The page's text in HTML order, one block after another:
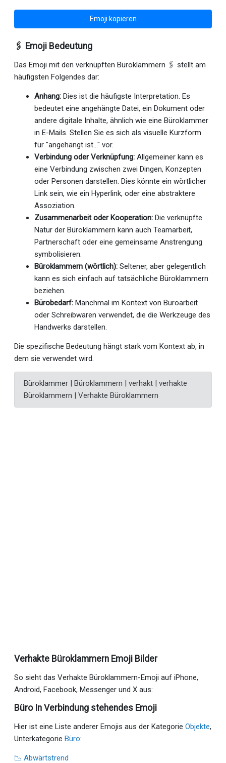
Emoji kopieren
🖇 Emoji Bedeutung
Das Emoji mit den verknüpften Büroklammern 🖇 stellt am
häufigsten Folgendes dar:
Anhang: Dies ist die häufigste Interpretation. Es
bedeutet eine angehängte Datei, ein Dokument oder
andere digitale Inhalte, ähnlich wie eine Büroklammer
in E-Mails. Stellen Sie es sich als visuelle Kurzform
für "angehängt ist..." vor.
Verbindung oder Verknüpfung: Allgemeiner kann es
eine Verbindung zwischen zwei Dingen, Konzepten
oder Personen darstellen. Dies könnte ein wörtlicher
Link sein, wie ein Hyperlink, oder eine abstraktere
Assoziation.
Zusammenarbeit oder Kooperation: Die verknüpfte
Natur der Büroklammern kann auch Teamarbeit,
Partnerschaft oder eine gemeinsame Anstrengung
symbolisieren.
Büroklammern (wörtlich): Seltener, aber gelegentlich
kann es sich einfach auf tatsächliche Büroklammern
beziehen.
Bürobedarf: Manchmal im Kontext von Büroarbeit
oder Schreibwaren verwendet, die die Werkzeuge des
Handwerks darstellen.
Die spezifische Bedeutung hängt stark vom Kontext ab, in
dem sie verwendet wird.
Büroklammer | Büroklammern | verhakt | verhakte
Büroklammern | Verhakte Büroklammern
Verhakte Büroklammern Emoji Bilder
So sieht das Verhakte Büroklammern-Emoji auf iPhone,
Android, Facebook, Messenger und X aus:
Büro In Verbindung stehendes Emoji
Hier ist eine Liste anderer Emojis aus der Kategorie Objekte,
Unterkategorie Büro:
📉 Abwärtstrend